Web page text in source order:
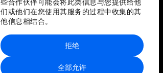
些合作伙伴可能会将此类信息与您提供给他
们或他们在您使用其服务的过程中收集的其
他信息相结合。
全部允许
拒绝